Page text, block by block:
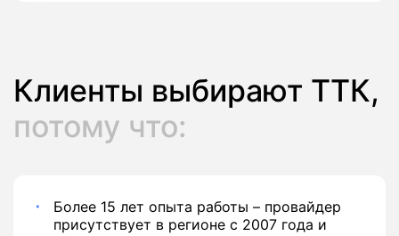
Клиенты выбирают ТТК,
потому что:
Более 15 лет опыта работы – провайдер
присутствует в регионе с 2007 года и